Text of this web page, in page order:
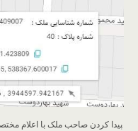
پیدا کردن صاحب ملک با اعلام